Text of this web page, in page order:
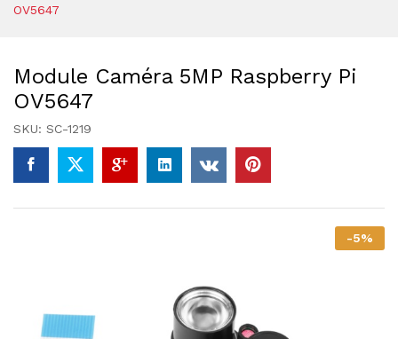
OV5647
Module Caméra 5MP Raspberry Pi
OV5647
SKU: SC-1219
-5%